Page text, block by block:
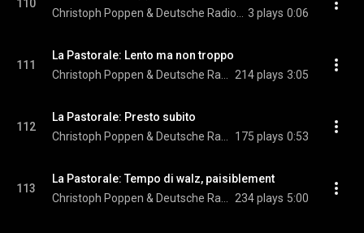
110
3 plays 0:06
111
La Pastorale: Lento ma non troppo
214 plays 3:05
112
La Pastorale: Presto subito
175 plays 0:53
113
La Pastorale: Tempo di walz, paisiblement
234 plays 5:00